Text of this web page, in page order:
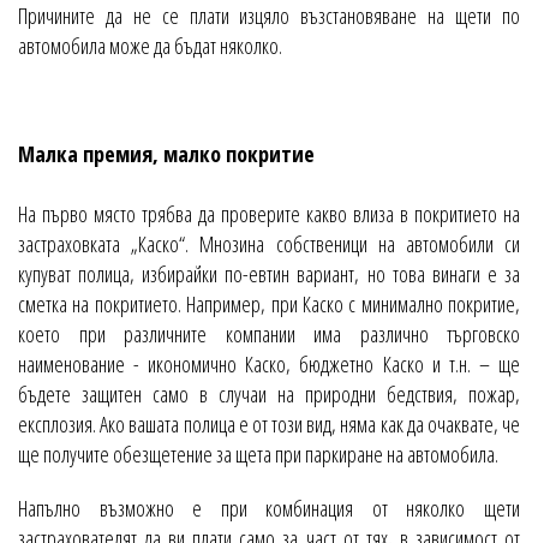
Причините да не се плати изцяло възстановяване на щети по
автомобила може да бъдат няколко.
Малка премия, малко покритие
На първо място трябва да проверите какво влиза в покритието на
застраховката „Каско“. Мнозина собственици на автомобили си
купуват полица, избирайки по-евтин вариант, но това винаги е за
сметка на покритието. Например, при Каско с минимално покритие,
което при различните компании има различно търговско
наименование - икономично Каско, бюджетно Каско и т.н. – ще
бъдете защитен само в случаи на природни бедствия, пожар,
експлозия. Ако вашата полица е от този вид, няма как да очаквате, че
ще получите обезщетение за щета при паркиране на автомобила.
Напълно възможно е при комбинация от няколко щети